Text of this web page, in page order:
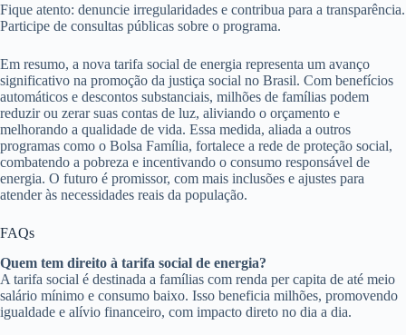
Fique atento: denuncie irregularidades e contribua para a transparência.
Participe de consultas públicas sobre o programa.
Em resumo, a nova tarifa social de energia representa um avanço
significativo na promoção da justiça social no Brasil. Com benefícios
automáticos e descontos substanciais, milhões de famílias podem
reduzir ou zerar suas contas de luz, aliviando o orçamento e
melhorando a qualidade de vida. Essa medida, aliada a outros
programas como o Bolsa Família, fortalece a rede de proteção social,
combatendo a pobreza e incentivando o consumo responsável de
energia. O futuro é promissor, com mais inclusões e ajustes para
atender às necessidades reais da população.
FAQs
Quem tem direito à tarifa social de energia?
A tarifa social é destinada a famílias com renda per capita de até meio
salário mínimo e consumo baixo. Isso beneficia milhões, promovendo
igualdade e alívio financeiro, com impacto direto no dia a dia.